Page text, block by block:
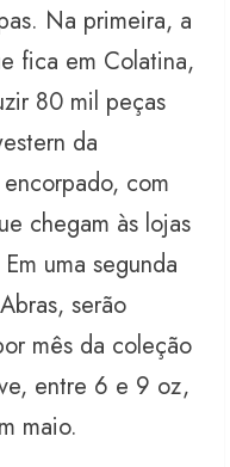
Na primeira, a
fica em Colatina,
80 mil peças
da
com
chegam às lojas
uma segunda
serão
mês da coleção
entre 6 e 9 oz,
maio.